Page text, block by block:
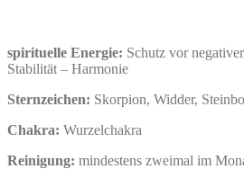
spirituelle Energie: Schutz vor
Stabilität – Harmonie
Sternzeichen: Skorpion, Widder,
Chakra: Wurzelchakra
Reinigung: mindestens zweimal im